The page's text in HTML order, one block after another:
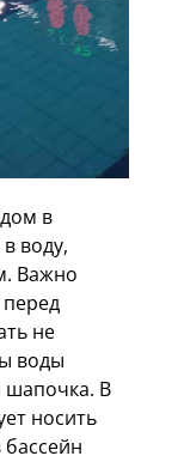
в
воду,
Важно
не
воды
шапочка. В
носить